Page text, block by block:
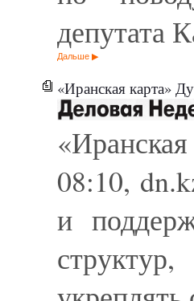
депутата
Дальше
«Иранская карта»
08:10,
и